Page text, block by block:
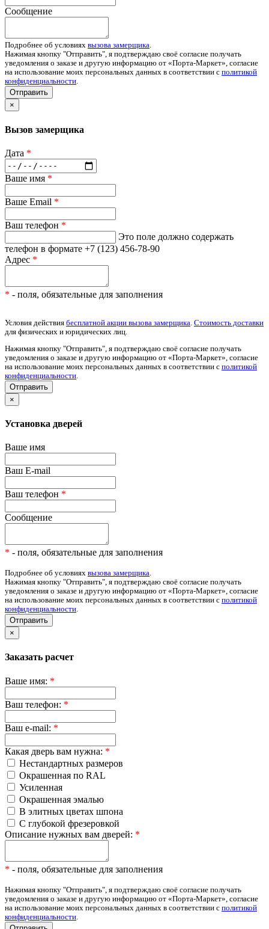
Сообщение
Подробнее об условиях вызова замерщика.
Нажимая кнопку "Отправить", я подтверждаю своё согласие получать
уведомления о заказе и другую информацию от «Порта-Маркет», согласие
на использование моих персональных данных в соответствии с политикой
конфиденциальности.
Отправить
×
Вызов замерщика
Дата *
Ваше имя *
Ваше Email *
Ваш телефон *
Это поле должно содержать
телефон в формате +7 (123) 456-78-90
Адрес *
* - поля, обязательные для заполнения
Условия действия бесплатной акции вызова замерщика Стоимость доставки
для физических и юридических лиц.
Нажимая кнопку "Отправить", я подтверждаю своё согласие получать
уведомления о заказе и другую информацию от «Порта-Маркет», согласие
на использование моих персональных данных в соответствии с политикой
конфиденциальности
×
Установка дверей
Ваше имя
Ваш E-mail
Ваш телефон *
Сообщение
* - поля, обязательные для заполнения
Подробнее об условиях вызова замерщика.
Нажимая кнопку "Отправить", я подтверждаю своё согласие получать
уведомления о заказе и другую информацию от «Порта-Маркет», согласие
на использование моих персональных данных в соответствии с политикой
конфиденциальности.
Отправить
×
Заказать расчет
Ваше имя: *
Ваш телефон: *
Ваш e-mail: *
Какая дверь вам нужна: *
Нестандартных размеров
Окрашенная по RAL
Усиленная
Окрашенная эмалью
В элитных цветах шпона
С глубокой фрезеровкой
Описание нужных вам дверей: *
* - поля, обязательные для заполнения
Нажимая кнопку "Отправить", я подтверждаю своё согласие получать
уведомления о заказе и другую информацию от «Порта-Маркет», согласие
на использование моих персональных данных в соответствии с политикой
конфиденциальности